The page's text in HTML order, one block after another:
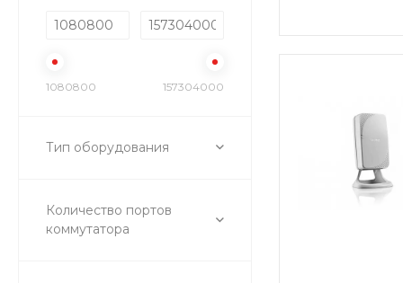
1080800 157304000
Тип оборудования
Количество портов
коммутатора